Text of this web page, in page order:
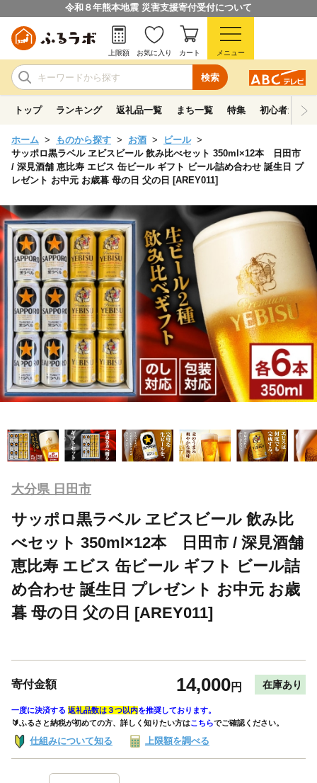
令和８年熊本地震 災害支援寄付受付について
検索
上限額 お気に入り カート メニュー
トップ ランキング 返礼品一覧 まち一覧 特集 初心者ガイド
ホーム ものから探す お酒
ビール
サッポロ黒ラベル ヱビスビール 飲み比べセット 350ml×12本 日田市
/ 深見酒舗 恵比寿 エビス 缶ビール ギフト ビール詰め合わせ 誕生日 プ
レゼント お中元 お歳暮 母の日 父の日 [AREY011]
大分県 日田市
サッポロ黒ラベル ヱビスビール 飲み比
べセット 350ml×12本 日田市 / 深見酒舗
恵比寿 エビス 缶ビール ギフト ビール詰
め合わせ 誕生日 プレゼント お中元 お歳
暮 母の日 父の日 [AREY011]
寄付金額 14,000円 在庫あり
一度に決済する 返礼品数は３つ以内を推奨しております。
🔰ふるさと納税が初めての方、詳しく知りたい方はこちらでご確認ください。
仕組みについて知る 上限額を調べる